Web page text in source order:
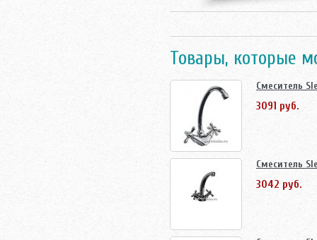
Товары, которые
Смеситель
3091 руб.
Смеситель
3042 руб.